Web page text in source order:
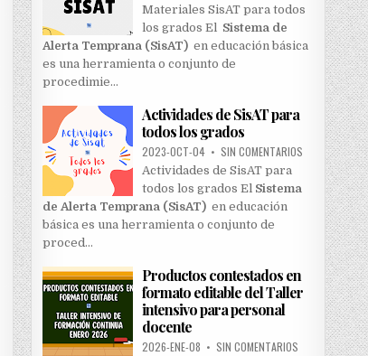
Materiales SisAT para todos
los grados El Sistema de
Alerta Temprana (SisAT)en educación básica
es una herramienta o conjunto de
procedimie…
Actividades de SisAT para
todos los grados
2023-OCT-04 • SIN COMENTARIOS
Actividades de SisAT para
todos los grados El Sistema
de Alerta Temprana (SisAT)en educación
básica es una herramienta o conjunto de
proced…
Productos contestados en
formato editable del Taller
intensivo para personal
docente
2026-ENE-08 • SIN COMENTARIOS